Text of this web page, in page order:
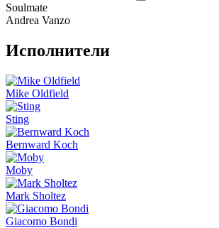
Soulmate
Andrea Vanzo
Исполнители
Mike Oldfield
Sting
Bernward Koch
Moby
Mark Sholtez
Giacomo Bondi